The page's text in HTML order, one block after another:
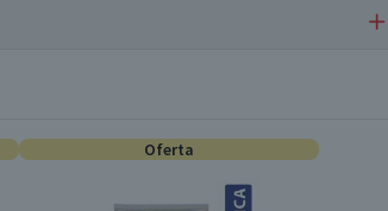
Oferta